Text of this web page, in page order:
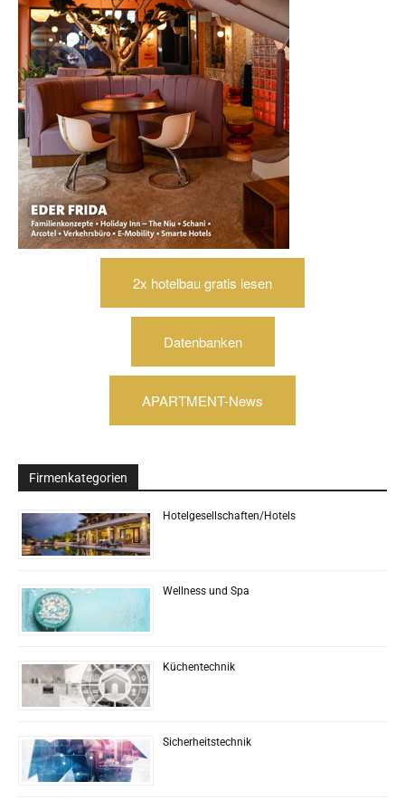
2x hotelbau gratis lesen
Datenbanken
APARTMENT-News
Firmenkategorien
Hotelgesellschaften/Hotels
Wellness und Spa
Küchentechnik
Sicherheitstechnik